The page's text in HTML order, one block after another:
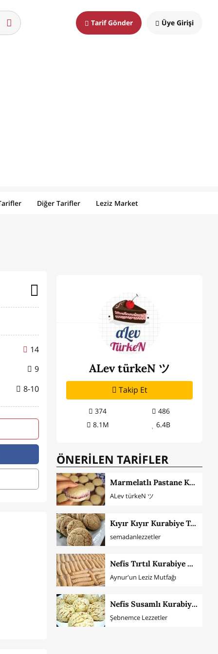
Tarif Gönder Üye Girişi
Diğer Tarifler Leziz Market
14
9
8-10
ALev türkeN ツ
Takip Et
374
486
8.1M
6.4B
ÖNERİLEN TARİFLER
Marmelatlı Pastane Kurabiyesi
ALev türkeN ツ
Kıyır Kıyır Kurabiye Tarifi
semadanlezzetler
Nefis Tırtıl Kurabiye Yapımı
Aynur'un Leziz Mutfağı
Nefis Susamlı Kurabiye Tarifi
Şebnemce Lezzetler